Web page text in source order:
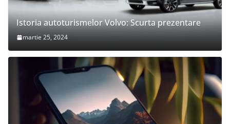
Istoria autoturismelor Volvo: Scurta prezentare
martie 25, 2024